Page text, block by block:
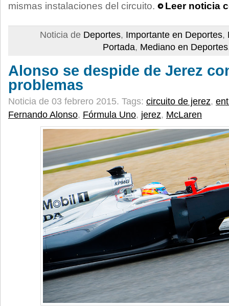
mismas instalaciones del circuito.
Leer noticia
Noticia de Deportes, Importante en Deportes,
Portada, Mediano en Deportes
Alonso se despide de Jerez
problemas
Noticia de 03 febrero 2015. Tags: circuito de jerez,
Fernando Alonso, Fórmula Uno, jerez, McLaren